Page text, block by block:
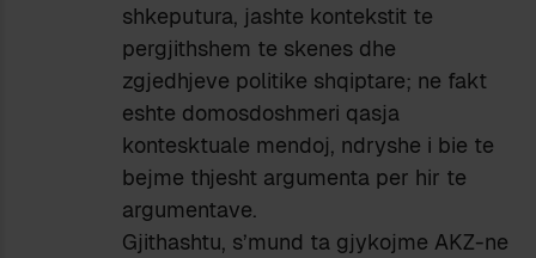
shkeputura, jashte kontekstit te
pergjithshem te skenes dhe
zgjedhjeve politike shqiptare; ne fakt
eshte domosdoshmeri qasja
kontesktuale mendoj, ndryshe i bie te
bejme thjesht argumenta per hir te
argumentave.
Gjithashtu, s’mund ta gjykojme AKZ-ne